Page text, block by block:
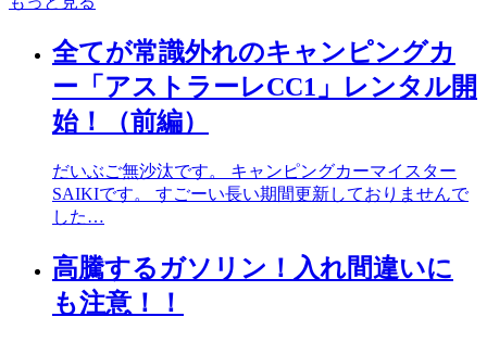
全てが常識外れのキャンピングカ
ー「アストラーレCC1」レンタル開
始！（前編）
だいぶご無沙汰です。 キャンピングカーマイスター
SAIKIです。 すごーい長い期間更新しておりませんで
した…
高騰するガソリン！入れ間違いに
も注意！！